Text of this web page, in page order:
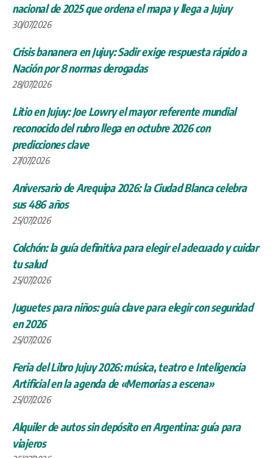
nacional de 2025 que ordena el mapa y llega a Jujuy
30/07/2026
Crisis bananera en Jujuy: Sadir exige respuesta rápido a
Nación por 8 normas derogadas
28/07/2026
Litio en Jujuy: Joe Lowry el mayor referente mundial
reconocido del rubro llega en octubre 2026 con
predicciones clave
27/07/2026
Aniversario de Arequipa 2026: la Ciudad Blanca celebra
sus 486 años
25/07/2026
Colchón: la guía definitiva para elegir el adecuado y cuidar
tu salud
25/07/2026
Juguetes para niños: guía clave para elegir con seguridad
en 2026
25/07/2026
Feria del Libro Jujuy 2026: música, teatro e Inteligencia
Artificial en la agenda de «Memorias a escena»
25/07/2026
Alquiler de autos sin depósito en Argentina: guía para
viajeros